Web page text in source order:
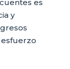
es
y